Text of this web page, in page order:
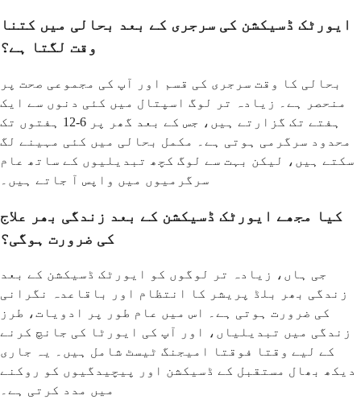
ایورٹک ڈسیکشن کی سرجری کے بعد بحالی میں کتنا
وقت لگتا ہے؟
بحالی کا وقت سرجری کی قسم اور آپ کی مجموعی صحت پر
منحصر ہے۔ زیادہ تر لوگ اسپتال میں کئی دنوں سے ایک
ہفتے تک گزارتے ہیں، جس کے بعد گھر پر 6-12 ہفتوں تک
محدود سرگرمی ہوتی ہے۔ مکمل بحالی میں کئی مہینے لگ
سکتے ہیں، لیکن بہت سے لوگ کچھ تبدیلیوں کے ساتھ عام
سرگرمیوں میں واپس آ جاتے ہیں۔
کیا مجھے ایورٹک ڈسیکشن کے بعد زندگی بھر علاج
کی ضرورت ہوگی؟
جی ہاں، زیادہ تر لوگوں کو ایورٹک ڈسیکشن کے بعد
زندگی بھر بلڈ پریشر کا انتظام اور باقاعدہ نگرانی
کی ضرورت ہوتی ہے۔ اس میں عام طور پر ادویات، طرز
زندگی میں تبدیلیاں، اور آپ کی ایورٹا کی جانچ کرنے
کے لیے وقتا فوقتا امیجنگ ٹیسٹ شامل ہیں۔ یہ جاری
دیکھ بھال مستقبل کے ڈسیکشن اور پیچیدگیوں کو روکنے
میں مدد کرتی ہے۔